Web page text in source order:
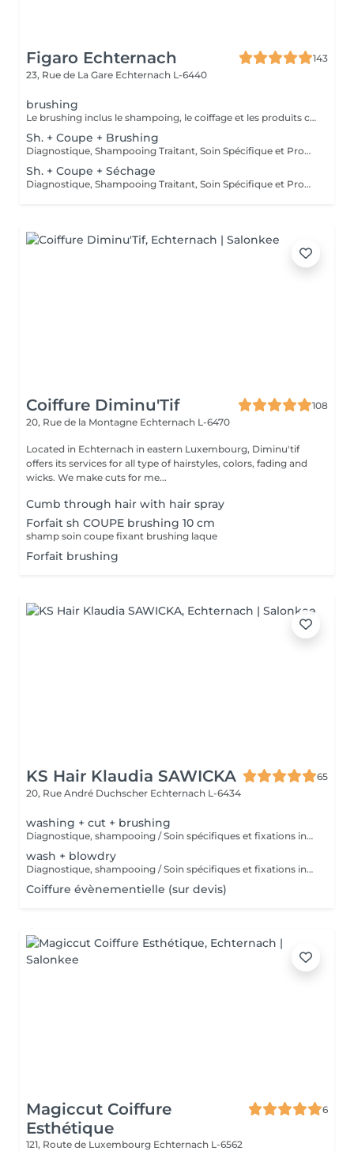
Figaro Echternach
143
23, Rue de La Gare Echternach L-6440
brushing
Le brushing inclus le shampoing, le coiffage et les produits correspondants.
Sh. + Coupe + Brushing
Diagnostique, Shampooing Traitant, Soin Spécifique et Produits Coiffants inclus
Sh. + Coupe + Séchage
Diagnostique, Shampooing Traitant, Soin Spécifique et Produits Coiffants inclus
Coiffure Diminu'Tif
108
20, Rue de la Montagne Echternach L-6470
Located in Echternach in eastern Luxembourg, Diminu'tif
offers its services for all type of hairstyles, colors, fading and
wicks. We make cuts for me...
Cumb through hair with hair spray
Forfait sh COUPE brushing 10 cm
shamp soin coupe fixant brushing laque
Forfait brushing
KS Hair Klaudia SAWICKA
65
20, Rue André Duchscher Echternach L-6434
washing + cut + brushing
Diagnostique, shampooing / Soin spécifiques et fixations inclus
wash + blowdry
Diagnostique, shampooing / Soin spécifiques et fixations inclus
Coiffure évènementielle (sur devis)
Magiccut Coiffure
Esthétique
6
121, Route de Luxembourg Echternach L-6562